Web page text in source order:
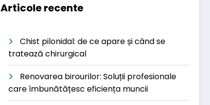
Articole recente
Chist pilonidal: de ce apare și când se
tratează chirurgical
Renovarea birourilor: Soluții profesionale
care îmbunătățesc eficiența muncii